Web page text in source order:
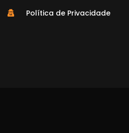
Política de Privacidade